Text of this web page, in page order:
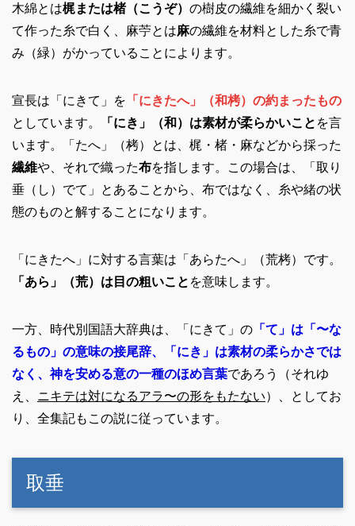
木綿とは梶または楮（こうぞ） の樹皮の繊維を細かく裂い
て作った糸で白く、麻苧とは麻の繊維を材料とした糸で青
み（緑）がかっていることによります。
宣長は「にきて」を 「にきたへ」（和栲）の約まったもの
としています。
「にき」（和）は素材が柔らかいこと を言
います。「たへ」（栲）とは、梶・楮・麻などから採った
繊維や、それで織った布を指します。この場合は、「取り
垂（し）でて」とあることから、布ではなく、糸や緒の状
態のものと解することになります。
「にきたへ」に対する言葉は「あらたへ」（荒栲）です。
「あら」（荒）は目の粗いこと を意味します。
一方、時代別国語大辞典は、「にきて」の 「て」は「〜な
るもの」の意味の接尾辞、「にき」は素材の柔らかさでは
なく、神を安める意の一種のほめ言葉であろう（それゆ
え、 ニキテは対になるアラ〜の形をもたない）、としてお
り、全集記もこの説に従っています。
取垂